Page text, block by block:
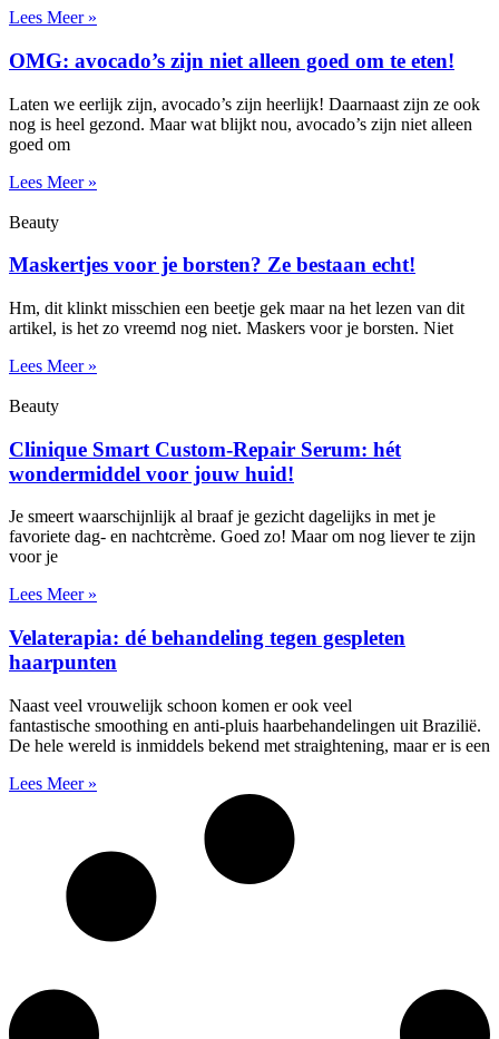
Lees Meer »
OMG: avocado’s zijn niet alleen goed om te eten!
Laten we eerlijk zijn, avocado’s zijn heerlijk! Daarnaast zijn ze ook
nog is heel gezond. Maar wat blijkt nou, avocado’s zijn niet alleen
goed om
Lees Meer »
Beauty
Maskertjes voor je borsten? Ze bestaan echt!
Hm, dit klinkt misschien een beetje gek maar na het lezen van dit
artikel, is het zo vreemd nog niet. Maskers voor je borsten. Niet
Lees Meer »
Beauty
Clinique Smart Custom-Repair Serum: hét
wondermiddel voor jouw huid!
Je smeert waarschijnlijk al braaf je gezicht dagelijks in met je
favoriete dag- en nachtcrème. Goed zo! Maar om nog liever te zijn
voor je
Lees Meer »
Velaterapia: dé behandeling tegen gespleten
haarpunten
Naast veel vrouwelijk schoon komen er ook veel
fantastische smoothing en anti-pluis haarbehandelingen uit Brazilië.
De hele wereld is inmiddels bekend met straightening, maar er is een
Lees Meer »